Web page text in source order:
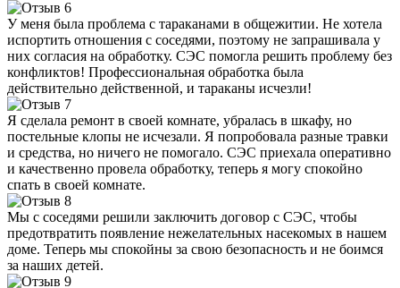
У меня была проблема с тараканами в общежитии. Не хотела
испортить отношения с соседями, поэтому не запрашивала у
них согласия на обработку. СЭС помогла решить проблему без
конфликтов! Профессиональная обработка была
действительно действенной, и тараканы исчезли!
Я сделала ремонт в своей комнате, убралась в шкафу, но
постельные клопы не исчезали. Я попробовала разные травки
и средства, но ничего не помогало. СЭС приехала оперативно
и качественно провела обработку, теперь я могу спокойно
спать в своей комнате.
Мы с соседями решили заключить договор с СЭС, чтобы
предотвратить появление нежелательных насекомых в нашем
доме. Теперь мы спокойны за свою безопасность и не боимся
за наших детей.